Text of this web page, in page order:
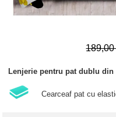
Lenjerie pentru pat dublu
Cearceaf pat cu